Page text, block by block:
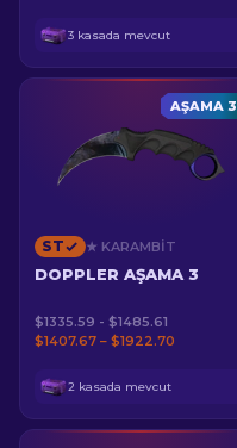
3 kasada mevcut
AŞAMA 3
ST ★ KARAMBIT
DOPPLER AŞAMA 3
$1335.59 - $1485.61
$1407.67 – $1922.70
2 kasada mevcut